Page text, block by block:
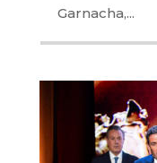
Garnacha,...